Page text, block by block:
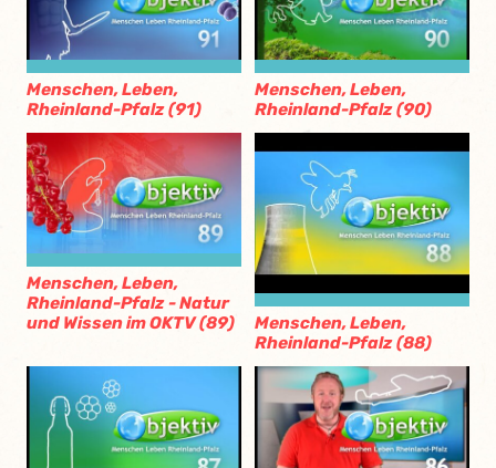
Menschen, Leben,
Rheinland-Pfalz (91)
Menschen, Leben,
Rheinland-Pfalz (90)
Menschen, Leben,
Rheinland-Pfalz - Natur
und Wissen im OKTV (89)
Menschen, Leben,
Rheinland-Pfalz (88)